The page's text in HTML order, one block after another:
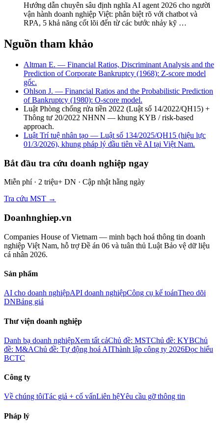
Hướng dẫn chuyên sâu định nghĩa AI agent 2026 cho người
vận hành doanh nghiệp Việt: phân biệt rõ với chatbot và
RPA, 5 khả năng cốt lõi đến từ các bước nhảy kỹ …
Nguồn tham khảo
Altman E. — Financial Ratios, Discriminant Analysis and the
Prediction of Corporate Bankruptcy (1968): Z-score model
gốc.
Ohlson J. — Financial Ratios and the Probabilistic Prediction
of Bankruptcy (1980): O-score model.
Luật Phòng chống rửa tiền 2022 (Luật số 14/2022/QH15) +
Thông tư 20/2022 NHNN — khung KYB / risk-based
approach.
Luật Trí tuệ nhân tạo — Luật số 134/2025/QH15 (hiệu lực
01/3/2026), khung pháp lý đầu tiên về AI tại Việt Nam.
Bắt đầu tra cứu doanh nghiệp ngay
Miễn phí · 2 triệu+ DN · Cập nhật hằng ngày
Tra cứu MST →
Doanhnghiep.vn
Companies House of Vietnam — minh bạch hoá thông tin doanh
nghiệp Việt Nam, hỗ trợ Đề án 06 và tuân thủ Luật Bảo vệ dữ liệu
cá nhân 2026.
Sản phẩm
AI cho doanh nghiệpAPI doanh nghiệpCông cụ kế toánTheo dõi
DNBảng giá
Thư viện doanh nghiệp
Danh bạ doanh nghiệpXem tất cảChủ đề: MSTChủ đề: KYBChủ
đề: M&AChủ đề: Tự động hoá AIThành lập công ty 2026Đọc hiểu
BCTC
Công ty
Về chúng tôiTác giả + cố vấnLiên hệYêu cầu gỡ thông tin
Pháp lý